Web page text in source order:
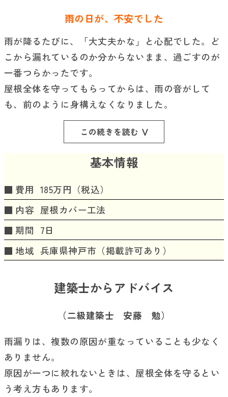
雨の日が、不安でした
雨が降るたびに、「大丈夫かな」と心配でした。ど
こから漏れているのか分からないまま、過ごすのが
一番つらかったです。
屋根全体を守ってもらってからは、雨の音がして
も、前のように身構えなくなりました。
この続きを読む
基本情報
費用 185万円（税込）
内容 屋根カバー工法
期間 7日
地域 兵庫県神戸市（掲載許可あり）
建築士からアドバイス
（二級建築士 安藤 勉）
雨漏りは、複数の原因が重なっていることも少なく
ありません。
原因が一つに絞れないときは、屋根全体を守るとい
う考え方もあります。